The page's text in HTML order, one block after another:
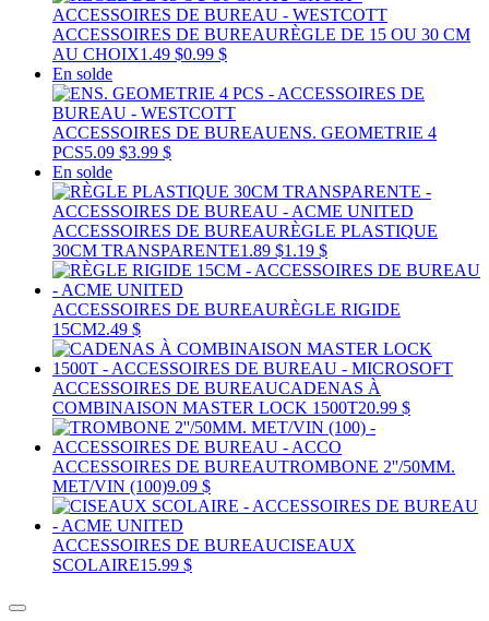
ACCESSOIRES DE BUREAURÈGLE DE 15 OU 30 CM
AU CHOIX1.49 $0.99 $
En solde
ACCESSOIRES DE BUREAUENS. GEOMETRIE 4
PCS5.09 $3.99 $
En solde
ACCESSOIRES DE BUREAURÈGLE PLASTIQUE
30CM TRANSPARENTE1.89 $1.19 $
ACCESSOIRES DE BUREAURÈGLE RIGIDE
15CM2.49 $
ACCESSOIRES DE BUREAUCADENAS À
COMBINAISON MASTER LOCK 1500T20.99 $
ACCESSOIRES DE BUREAUTROMBONE 2''/50MM.
MET/VIN (100)9.09 $
ACCESSOIRES DE BUREAUCISEAUX
SCOLAIRE15.99 $